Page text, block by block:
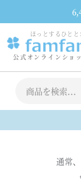
ほっとするひとと
公式オンラインショ
通常